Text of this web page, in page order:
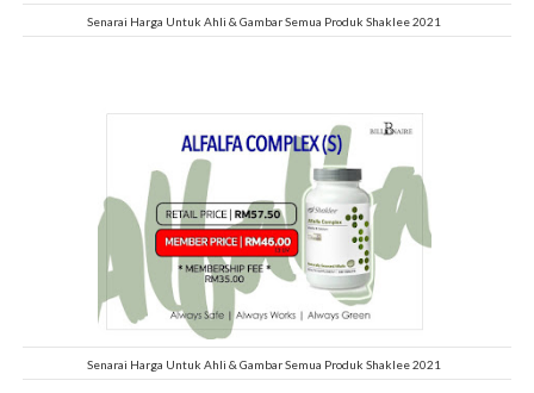
Senarai Harga Untuk Ahli & Gambar Semua Produk Shaklee 2021
Senarai Harga Untuk Ahli & Gambar Semua Produk Shaklee 2021